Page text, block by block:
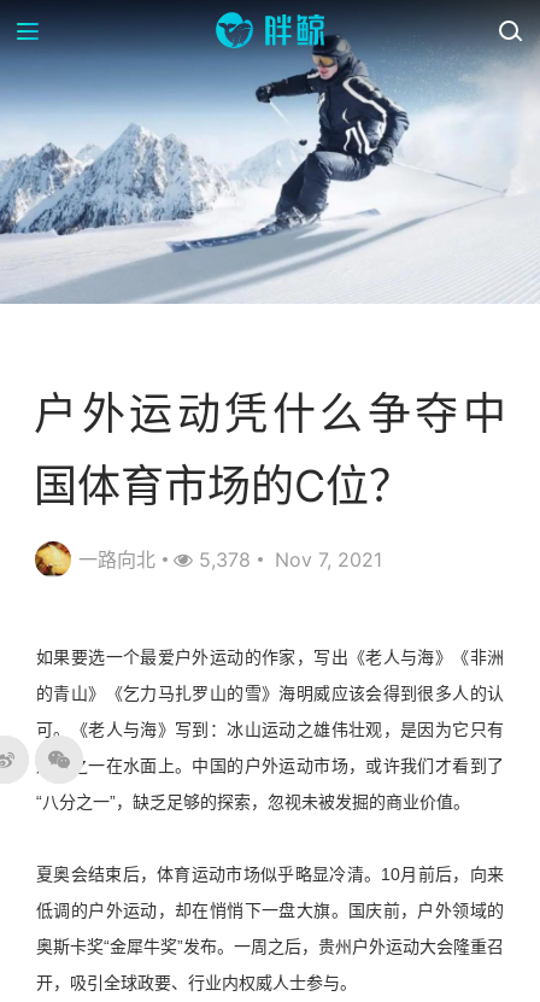
户外运动凭什么争夺中
国体育市场的C位？
一路向北 5,378 Nov 7, 2021
如果要选一个最爱户外运动的作家，写出《老人与海》《非洲
的青山》《乞力马扎罗山的雪》海明威应该会得到很多人的认
可。《老人与海》写到：冰山运动之雄伟壮观，是因为它只有
八分之一在水面上。中国的户外运动市场，或许我们才看到了
“八分之一”，缺乏足够的探索，忽视未被发掘的商业价值。
夏奥会结束后，体育运动市场似乎略显冷清。10月前后，向来
低调的户外运动，却在悄悄下一盘大旗。国庆前，户外领域的
奥斯卡奖“金犀牛奖”发布。一周之后，贵州户外运动大会隆重召
开，吸引全球政要、行业内权威人士参与。